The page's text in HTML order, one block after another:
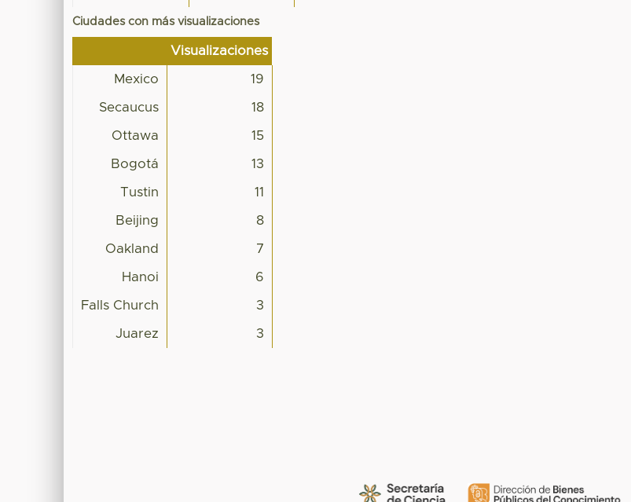
Ciudades con más visualizaciones
Visualizaciones
Mexico 19
Secaucus 18
Ottawa 15
Bogotá 13
Tustin 11
Beijing 8
Oakland 7
Hanoi 6
Falls Church 3
Juarez 3